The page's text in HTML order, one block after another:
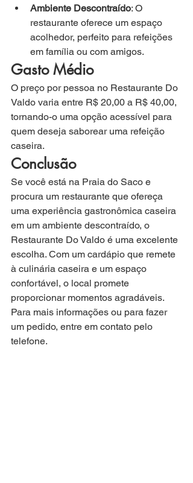
Ambiente Descontraído: O
restaurante oferece um espaço
acolhedor, perfeito para refeições
em família ou com amigos.
Gasto Médio
O preço por pessoa no Restaurante Do
Valdo varia entre R$ 20,00 a R$ 40,00,
tornando-o uma opção acessível para
quem deseja saborear uma refeição
caseira.
Conclusão
Se você está na Praia do Saco e
procura um restaurante que ofereça
uma experiência gastronômica caseira
em um ambiente descontraído, o
Restaurante Do Valdo é uma excelente
escolha. Com um cardápio que remete
à culinária caseira e um espaço
confortável, o local promete
proporcionar momentos agradáveis.
Para mais informações ou para fazer
um pedido, entre em contato pelo
telefone.